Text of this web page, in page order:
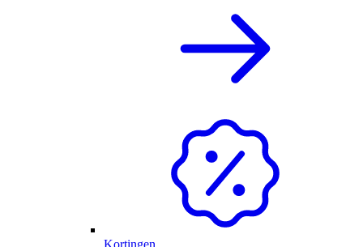
Kortingen